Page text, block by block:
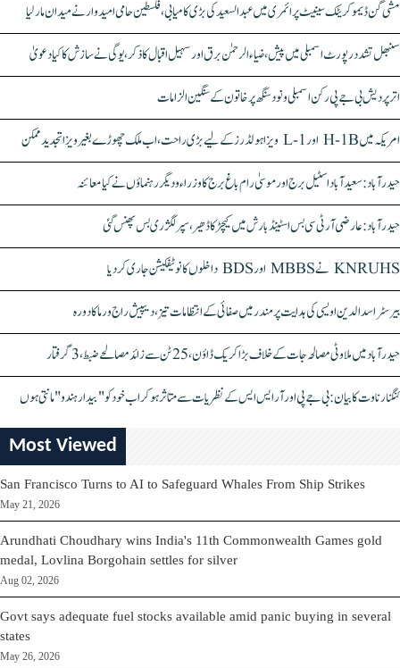
مشی گن ڈیموکریٹک سینیٹ پرائمری میں عبدالسعید کی بڑی کامیابی، فلسطین حامی امیدوار نے میدان مار لیا
سنبھل تشدد رپورٹ اسمبلی میں پیش، ضیاء الرحمٰن برق اور سہیل اقبال کا ذکر، یوگی نے سازش کا کیا دعویٰ
اتر پردیش بی جے پی رکن اسمبلی ونود سنگھ پر خاتون کے سنگین الزامات
امریکہ میں H-1B اور L-1 ویزا ہولڈرز کے لیے بڑی راحت، اب ملک چھوڑے بغیر ویزا تجدید ممکن
حیدرآباد: سعیدآباد اسٹیل برج اور موسیٰ رام باغ برج کا وزراء و دیگر رہنماؤں نے کیا معائنہ
حیدرآباد: عارضی آر ٹی سی بس اسٹینڈ بارش میں کیچڑ کا ڈھیر، سپر لگژری بس پھنس گئی
KNRUHS نے MBBS اور BDS داخلوں کا نوٹیفکیشن جاری کر دیا
بیرسٹر اسدالدین اویسی کی ہدایت پر مندر میں صفائی کے انتظامات تیز، دیپیش راج ورما کا دورہ
حیدرآباد میں ملاوٹی مصالحہ جات کے خلاف بڑا کریک ڈاؤن، 25 ٹن سے زائد مصالحے ضبط، 3 گرفتار
کنگنا رناوت کا بیان: بی جے پی اور آر ایس ایس کے نظریات سے متاثر ہو کر اب خود کو "بیدار ہندو" مانتی ہوں
Most Viewed
San Francisco Turns to AI to Safeguard Whales From Ship Strikes
May 21, 2026
Arundhati Choudhary wins India's 11th Commonwealth Games gold
medal, Lovlina Borgohain settles for silver
Aug 02, 2026
Govt says adequate fuel stocks available amid panic buying in several
states
May 26, 2026